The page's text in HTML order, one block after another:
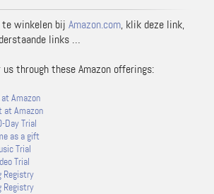
te winkelen bij Amazon.com, klik deze link,
links …
us through these Amazon offerings:
Amazon
at Amazon
Day Trial
as a gift
Trial
Trial
Registry
Registry